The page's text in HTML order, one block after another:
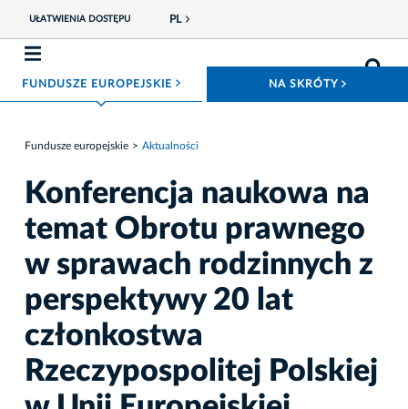
UŁATWIENIA DOSTĘPU PL
FUNDUSZE EUROPEJSKIE ROZWIŃ MENU NA SKRÓTY
Fundusze europejskie Aktualności
Konferencja naukowa na
temat Obrotu prawnego
w sprawach rodzinnych z
perspektywy 20 lat
członkostwa
Rzeczypospolitej Polskiej